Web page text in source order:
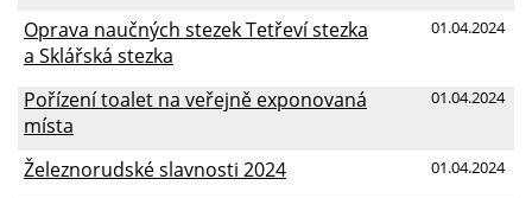
01.04.2024
Oprava naučných stezek Tetřeví stezka
a Sklářská stezka
01.04.2024
Pořízení toalet na veřejně exponovaná
místa
01.04.2024
Železnorudské slavnosti 2024